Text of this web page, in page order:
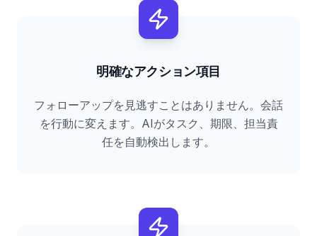
明確なアクション項目
フォローアップを見逃すことはありません。会話
を行動に変えます。AIがタスク、期限、担当責
任を自動検出します。